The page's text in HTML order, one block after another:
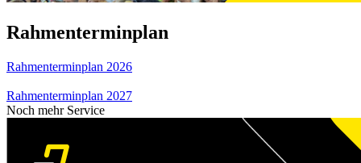
Rahmenterminplan
Rahmenterminplan 2026
Rahmenterminplan 2027
Noch mehr Service